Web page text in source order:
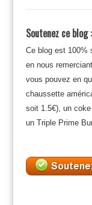
Soutenez ce
Ce blog est 100%
en nous
vous pouvez en
chaussette
soit 1.5€), un
un Triple Prime